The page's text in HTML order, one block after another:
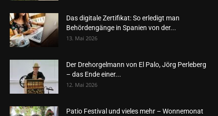
Das digitale Zertifikat: So erledigt man
Behördengänge in Spanien von der...
13. Mai 2026
Der Drehorgelmann von El Palo, Jörg Perleberg
– das Ende einer...
12. Mai 2026
Patio Festival und vieles mehr – Wonnemonat